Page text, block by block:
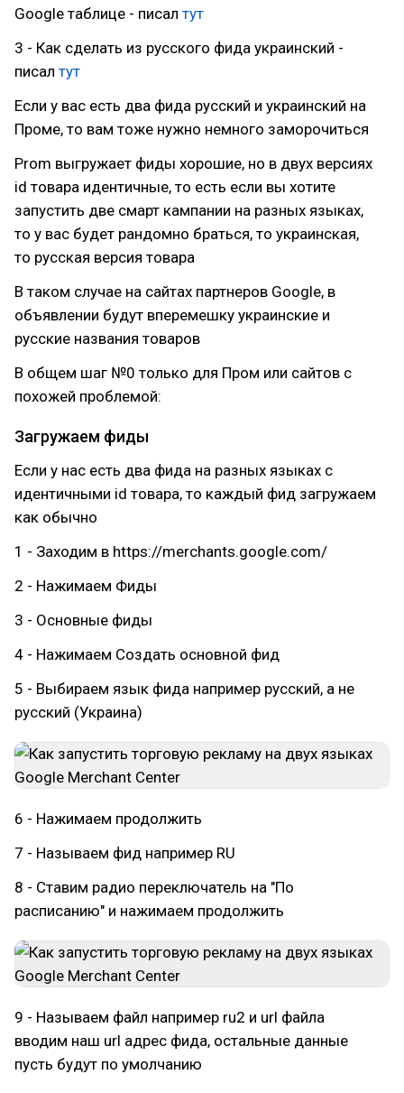
Google таблице - писал тут
3 - Как сделать из русского фида украинский -
писал тут
Если у вас есть два фида русский и украинский на
Проме, то вам тоже нужно немного заморочиться
Prom выгружает фиды хорошие, но в двух версиях
id товара идентичные, то есть если вы хотите
запустить две смарт кампании на разных языках,
то у вас будет рандомно браться, то украинская,
то русская версия товара
В таком случае на сайтах партнеров Google, в
объявлении будут вперемешку украинские и
русские названия товаров
В общем шаг №0 только для Пром или сайтов с
похожей проблемой:
Загружаем фиды
Если у нас есть два фида на разных языках с
идентичными id товара, то каждый фид загружаем
как обычно
1 - Заходим в https://merchants.google.com/
2 - Нажимаем Фиды
3 - Основные фиды
4 - Нажимаем Создать основной фид
5 - Выбираем язык фида например русский, а не
русский (Украина)
6 - Нажимаем продолжить
7 - Называем фид например RU
8 - Ставим радио переключатель на "По
расписанию" и нажимаем продолжить
9 - Называем файл например ru2 и url файла
вводим наш url адрес фида, остальные данные
пусть будут по умолчанию